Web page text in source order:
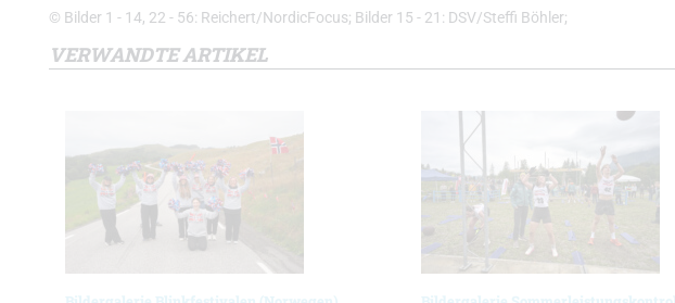
© Bilder 1 - 14, 22 - 56: Reichert/NordicFocus; Bilder 15 - 21: DSV/Steffi Böhler;
VERWANDTE ARTIKEL